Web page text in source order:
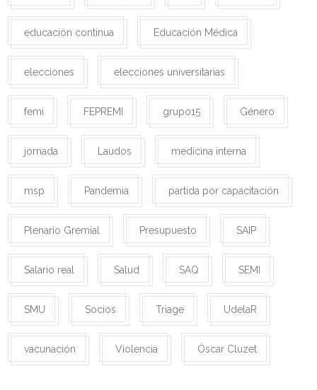
educación continua Educación Médica
elecciones elecciones universitarias
femi FEPREMI grupo15 Género
jornada Laudos medicina interna
msp Pandemia partida por capacitación
Plenario Gremial Presupuesto SAIP
Salario real Salud SAQ SEMI
SMU Socios Triage UdelaR
vacunación Violencia Óscar Cluzet